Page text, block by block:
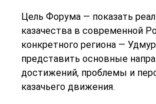
Цель Форума — показать
казачества в современной
конкретного региона —
представить основные
достижений, проблемы и
казачьего движения.